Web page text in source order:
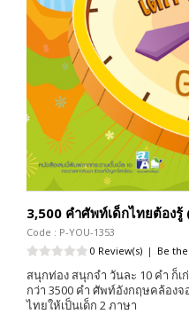
3,500 คำศัพท์เด็กไทยต้อง
Code : P-YOU-1353
0 Review(s) | Be
สนุกท่อง สนุกจำ วันละ 10 คำ ก็
กว่า 3500 คำ ศัพท์อังกฤษคล้องจ
ไทยให้เป็นเด็ก 2 ภาษา